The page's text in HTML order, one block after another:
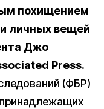
похищением
личных вещей
Джо
Press.
(ФБР)